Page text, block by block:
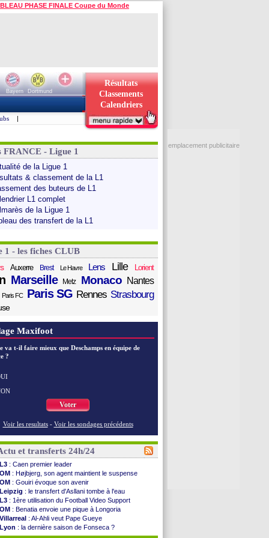
PHASE FINALE Coupe du Monde
Bayern
Dortmund
Résultats
Classements
Calendriers
|
FRANCE - Ligue 1
de la Ligue 1
& classement de la L1
des buteurs de L1
L1 complet
de la Ligue 1
des transfert de la L1
1 - les fiches CLUB
Auxerre Brest Le Havre Lens Lille Lorient
Marseille Metz Monaco Nantes
Paris FC Paris SG Rennes Strasbourg
Maxifoot
va t-il faire mieux que Deschamps en équipe de
?
Voter
Voir les resultats - Voir les sondages précédents
et transferts 24h/24
L3 : Caen premier leader
OM : Højbjerg, son agent maintient le suspense
OM : Gouiri évoque son avenir
Leipzig : le transfert d'Asllani tombe à l'eau
L3 : 1ère utilisation du Football Video Support
OM : Benatia envoie une pique à Longoria
Villarreal : Al-Ahli veut Pape Gueye
Lyon : la dernière saison de Fonseca ?
OM: un nouveau prétendant pour Højbjerg
emplacement publicitaire